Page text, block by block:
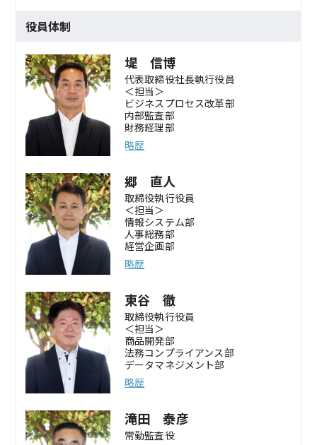
役員体制
堤 信博
代表取締役社長執行役員
＜担当＞
ビジネスプロセス改革部
内部監査部
財務経理部
略歴
郷 直人
取締役執行役員
＜担当＞
情報システム部
人事総務部
経営企画部
略歴
東谷 徹
取締役執行役員
＜担当＞
商品開発部
法務コンプライアンス部
データマネジメント部
略歴
滝田 泰彦
常勤監査役